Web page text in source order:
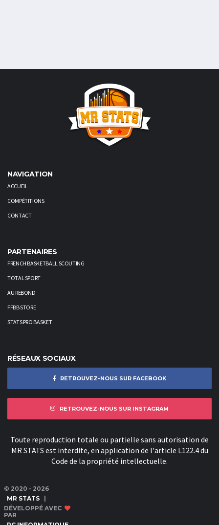
NAVIGATION
ACCUEIL
COMPÉTITIONS
CONTACT
PARTENAIRES
FRENCH BASKETBALL SCOUTING
TOTAL SPORT
AU REBOND
FFBB STORE
STATS PRO BASKET
RÉSEAUX SOCIAUX
RETROUVEZ-NOUS SUR FACEBOOK
RETROUVEZ-NOUS SUR INSTAGRAM
Toute reproduction totale ou partielle sans autorisation de
MR STATS est interdite, en application de l'article L122.4 du
Code de la propriété intellectuelle.
© 2020 - 2026
MR STATS
|
DÉVELOPPÉ AVEC
PAR